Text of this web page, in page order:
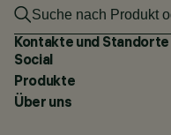
Kontakte und Standorte
Social
Produkte
Über uns